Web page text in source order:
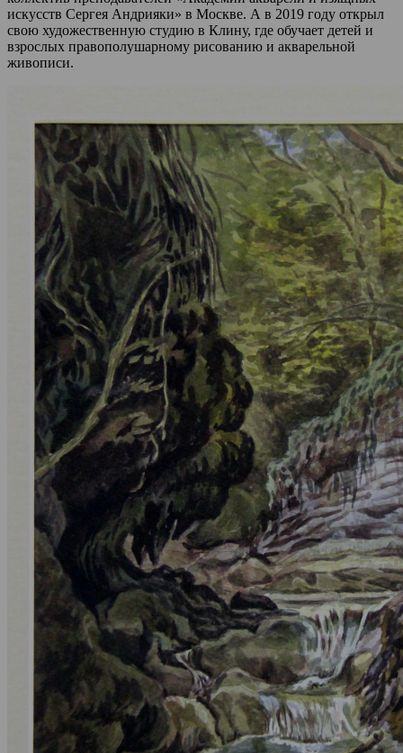
искусств Сергея Андрияки» в Москве. А в 2019 году открыл
свою художественную студию в Клину, где обучает детей и
взрослых правополушарному рисованию и акварельной
живописи.